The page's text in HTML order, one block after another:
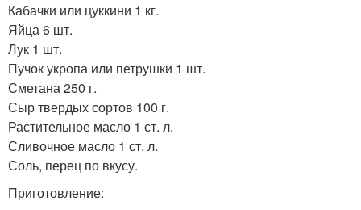
Кабачки или цуккини 1 кг.
Яйца 6 шт.
Лук 1 шт.
Пучок укропа или петрушки 1 шт.
Сметана 250 г.
Сыр твердых сортов 100 г.
Растительное масло 1 ст. л.
Сливочное масло 1 ст. л.
Соль, перец по вкусу.
Приготовление: